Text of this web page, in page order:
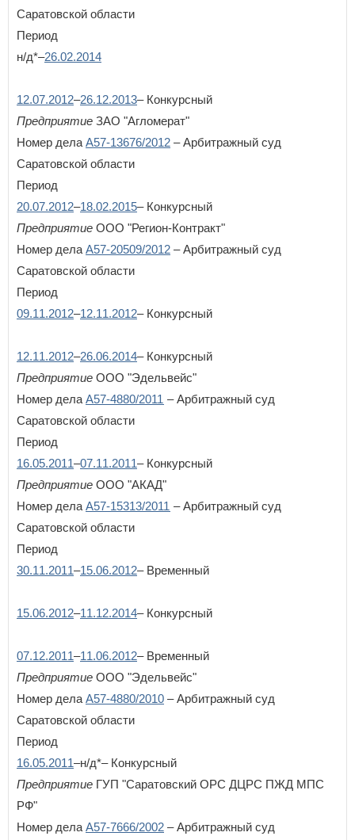
Саратовской области
Период
н/д*–26.02.2014
12.07.2012–26.12.2013– Конкурсный
Предприятие ЗАО "Агломерат"
Номер дела А57-13676/2012 – Арбитражный суд
Саратовской области
Период
20.07.2012–18.02.2015– Конкурсный
Предприятие ООО "Регион-Контракт"
Номер дела А57-20509/2012 – Арбитражный суд
Саратовской области
Период
09.11.2012–12.11.2012– Конкурсный
12.11.2012–26.06.2014– Конкурсный
Предприятие ООО "Эдельвейс"
Номер дела А57-4880/2011 – Арбитражный суд
Саратовской области
Период
16.05.2011–07.11.2011– Конкурсный
Предприятие ООО "АКАД"
Номер дела А57-15313/2011 – Арбитражный суд
Саратовской области
Период
30.11.2011–15.06.2012– Временный
15.06.2012–11.12.2014– Конкурсный
07.12.2011–11.06.2012– Временный
Предприятие ООО "Эдельвейс"
Номер дела А57-4880/2010 – Арбитражный суд
Саратовской области
Период
16.05.2011–н/д*– Конкурсный
Предприятие ГУП "Саратовский ОРС ДЦРС ПЖД МПС
РФ"
Номер дела А57-7666/2002 – Арбитражный суд